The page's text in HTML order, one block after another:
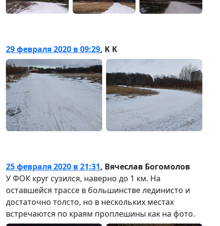
29 февраля 2020 в 09:29, K K
25 февраля 2020 в 21:31, Вячеслав Богомолов
У ФОК круг сузился, наверно до 1 км. На
оставшейся трассе в большинстве лединисто и
достаточно толсто, но в нескольких местах
встречаются по краям проплешины как на фото.